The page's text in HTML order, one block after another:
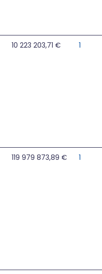
10 223 203,71 € 1
119 979 873,89 € 1